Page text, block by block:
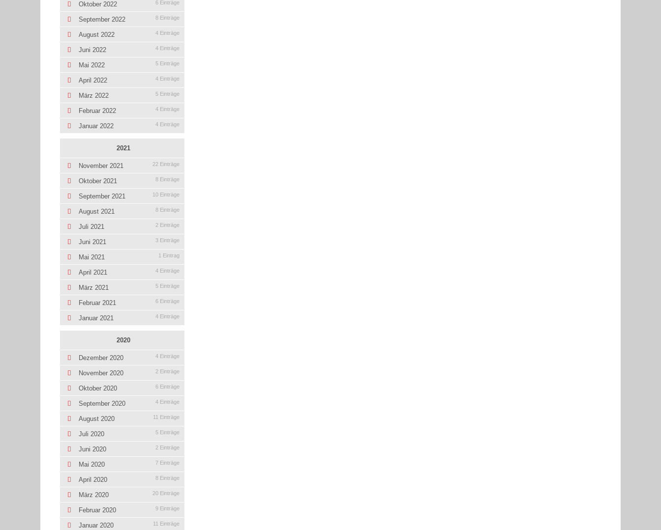
Oktober 2022 6 Einträge
September 2022 8 Einträge
August 2022 4 Einträge
Juni 2022 4 Einträge
Mai 2022 5 Einträge
April 2022 4 Einträge
März 2022 5 Einträge
Februar 2022 4 Einträge
Januar 2022 4 Einträge
2021
November 2021 22 Einträge
Oktober 2021 8 Einträge
September 2021 10 Einträge
August 2021 8 Einträge
Juli 2021 2 Einträge
Juni 2021 3 Einträge
Mai 2021 1 Eintrag
April 2021 4 Einträge
März 2021 5 Einträge
Februar 2021 6 Einträge
Januar 2021 4 Einträge
2020
Dezember 2020 4 Einträge
November 2020 2 Einträge
Oktober 2020 6 Einträge
September 2020 4 Einträge
August 2020 11 Einträge
Juli 2020 5 Einträge
Juni 2020 2 Einträge
Mai 2020 7 Einträge
April 2020 8 Einträge
März 2020 20 Einträge
Februar 2020 9 Einträge
Januar 2020 11 Einträge